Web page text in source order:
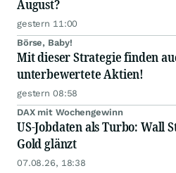
August?
gestern 11:00
Börse, Baby!
Mit dieser Strategie finden
unterbewertete Aktien!
gestern 08:58
DAX mit Wochengewinn
US-Jobdaten als Turbo: Wall
Gold glänzt
07.08.26, 18:38